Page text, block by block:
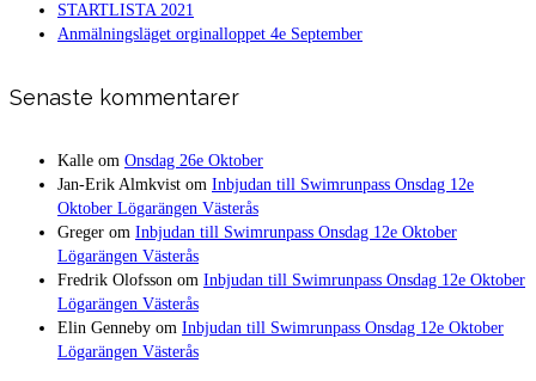
STARTLISTA 2021
Anmälningsläget orginalloppet 4e September
Senaste kommentarer
Kalle om Onsdag 26e Oktober
Jan-Erik Almkvist om Inbjudan till Swimrunpass Onsdag 12e
Oktober Lögarängen Västerås
Greger om Inbjudan till Swimrunpass Onsdag 12e Oktober
Lögarängen Västerås
Fredrik Olofsson om Inbjudan till Swimrunpass Onsdag 12e Oktober
Lögarängen Västerås
Elin Genneby om Inbjudan till Swimrunpass Onsdag 12e Oktober
Lögarängen Västerås